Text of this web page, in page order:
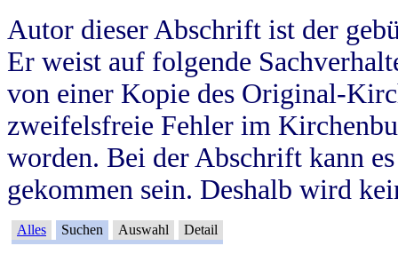
Autor dieser Abschrift ist der
Er weist auf folgende
von einer Kopie des Original-
zweifelsfreie Fehler im
worden. Bei der Abschrift kann
gekommen sein. Deshalb wird
Alles Suchen Auswahl Detail